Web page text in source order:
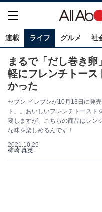
連載 ライフ グルメ 社
まるで「だし巻き
軽にフレンチトース
かった
セブン‐イレブンが10月13日に発
ト」。おいしいフレンチトース
要しますが、こちらの商品はレン
な味を楽しめるんです！
2021.10.25
柿崎 真英